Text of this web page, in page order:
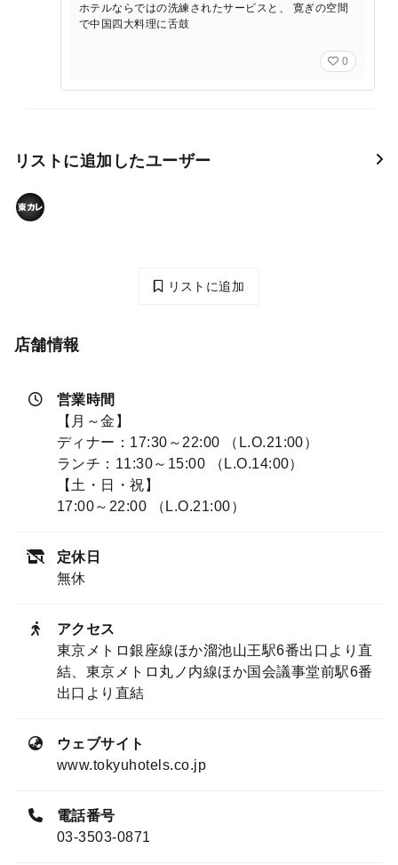
ホテルならではの洗練されたサービスと、 寛ぎの空間
で中国四大料理に舌鼓
0
リストに追加したユーザー
リストに追加
店舗情報
営業時間
【月～金】
ディナー：17:30～22:00 （L.O.21:00）
ランチ：11:30～15:00 （L.O.14:00）
【土・日・祝】
17:00～22:00 （L.O.21:00）
定休日
無休
アクセス
東京メトロ銀座線ほか溜池山王駅6番出口より直
結、東京メトロ丸ノ内線ほか国会議事堂前駅6番
出口より直結
ウェブサイト
www.tokyuhotels.co.jp
電話番号
03-3503-0871